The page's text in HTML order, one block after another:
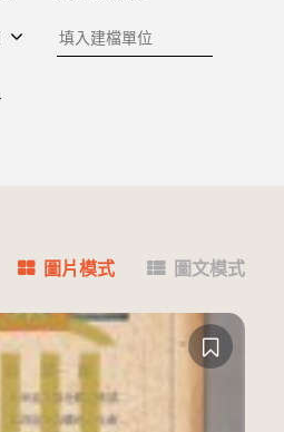
建檔單位
圖片模式 圖文模式